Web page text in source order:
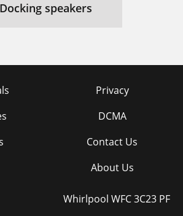
Docking speakers
Privacy
DCMA
Contact Us
About Us
Whirlpool WFC 3C23 PF